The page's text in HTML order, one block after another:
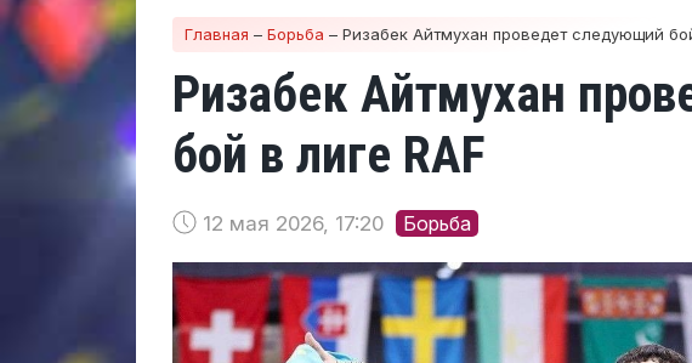
Главная – Борьба – Ризабек Айтмухан проведет следующий
Ризабек Айтмухан
бой в лиге RAF
12 мая 2026, 17:20 Борьба